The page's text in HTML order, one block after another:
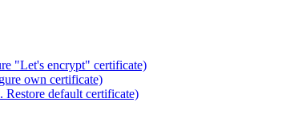
"Let's encrypt" certificate)
own certificate)
default certificate)